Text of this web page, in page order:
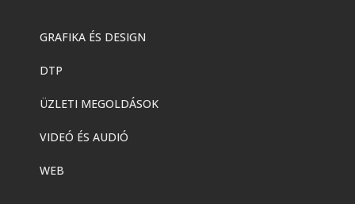
GRAFIKA ÉS DESIGN
DTP
ÜZLETI MEGOLDÁSOK
VIDEÓ ÉS AUDIÓ
WEB